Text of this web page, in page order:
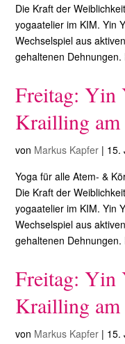
Die Kraft der
yogaatelier im KIM. Yin
Wechselspiel aus
gehaltenen Dehnungen.
Freitag: Yin
Krailling am
von Markus Kapfer | 15.
Yoga für alle Atem- &
Die Kraft der
yogaatelier im KIM. Yin
Wechselspiel aus
gehaltenen Dehnungen.
Freitag: Yin
Krailling am
von Markus Kapfer | 15.